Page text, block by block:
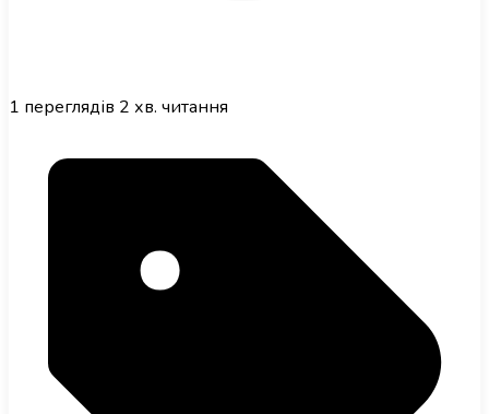
1 переглядів 2 хв. читання